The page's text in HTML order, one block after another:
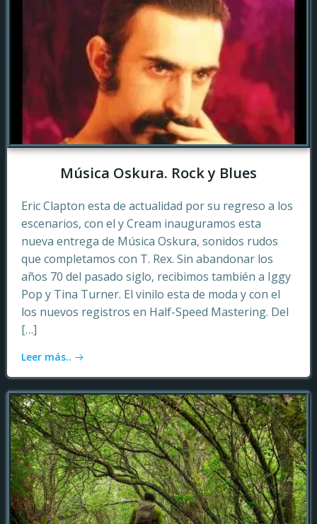
Música Oskura. Rock y Blues
Eric Clapton esta de actualidad por su regreso a los
escenarios, con el y Cream inauguramos esta
nueva entrega de Música Oskura, sonidos rudos
que completamos con T. Rex. Sin abandonar los
años 70 del pasado siglo, recibimos también a Iggy
Pop y Tina Turner. El vinilo esta de moda y con el
los nuevos registros en Half-Speed Mastering. Del
[…]
Leer más..